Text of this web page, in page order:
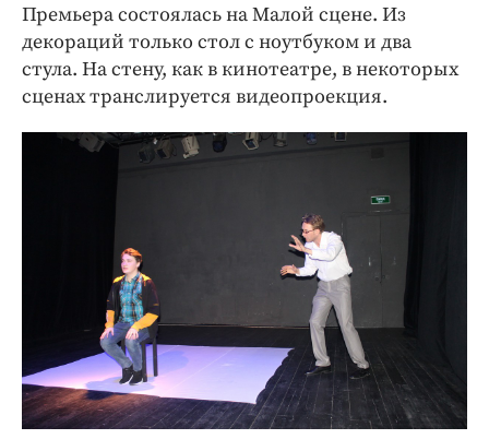
Премьера состоялась на Малой сцене. Из
декораций только стол с ноутбуком и два
стула. На стену, как в кинотеатре, в некоторых
сценах транслируется видеопроекция.